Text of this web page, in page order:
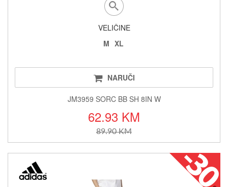
VELIČINE
M XL
NARUČI
JM3959 SORC BB SH 8IN W
62.93 KM
89.90 KM